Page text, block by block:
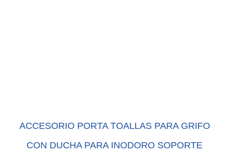
ACCESORIO PORTA TOALLAS PARA GRIFO
CON DUCHA PARA INODORO SOPORTE